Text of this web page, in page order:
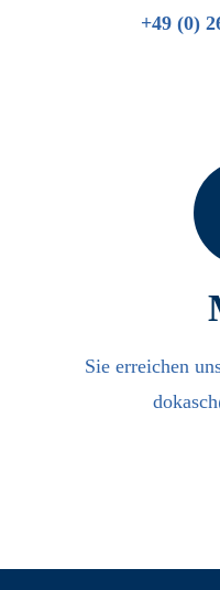
+49 (0)
Sie erreichen